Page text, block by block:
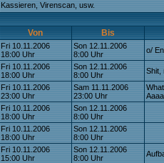
Kassieren, Virenscan, usw.
Von Bis
Fri 10.11.2006
18:00 Uhr
Son 12.11.2006
8:00 Uhr
o/
Fri 10.11.2006
18:00 Uhr
Son 12.11.2006
8:00 Uhr
Shit,
Fri 10.11.2006
23:00 Uhr
Sam 11.11.2006
23:00 Uhr
Fri 10.11.2006
18:00 Uhr
Son 12.11.2006
8:00 Uhr
Fri 10.11.2006
18:00 Uhr
Son 12.11.2006
8:00 Uhr
Fri 10.11.2006
15:00 Uhr
Son 12.11.2006
8:00 Uhr